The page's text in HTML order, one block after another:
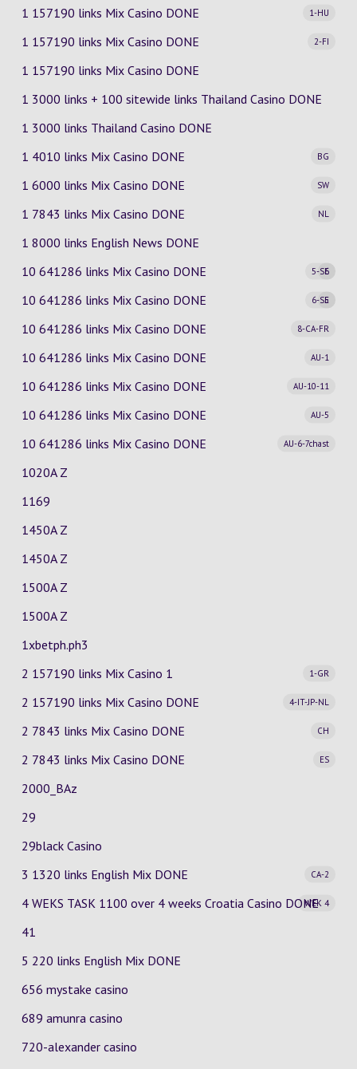
1 157190 links Mix Casino
1-HU
DONE
1 157190 links Mix Casino
2-FI
DONE
1 157190 links Mix Casino DONE
1 3000 links + 100 sitewide links Thailand Casino DONE
1 3000 links Thailand Casino DONE
1 4010 links Mix Casino
BG
DONE
1 6000 links Mix Casino
SW
DONE
1 7843 links Mix Casino
NL
DONE
1 8000 links English News DONE
10 641286 links Mix Casino
5-SE
6
DONE
10 641286 links Mix Casino
6-SE
5
DONE
10 641286 links Mix Casino
8-CA-FR
DONE
10 641286 links Mix Casino
AU-1
DONE
10 641286 links Mix Casino
AU-10-11
DONE
10 641286 links Mix Casino
AU-5
DONE
10 641286 links Mix Casino
AU-6-7chast
DONE
1020A Z
1169
1450A Z
1450A Z
1500A Z
1500A Z
1xbetph.ph3
2 157190 links Mix Casino
1-GR
1
2 157190 links Mix Casino
4-IT-JP-NL
DONE
2 7843 links Mix Casino
CH
DONE
2 7843 links Mix Casino
ES
DONE
2000_BAz
29
29black Casino
3 1320 links English Mix
CA-2
DONE
4 WEKS TASK 1100 over 4 weeks Croatia Casino
WEK 4
DONE
41
5 220 links English Mix DONE
656 mystake casino
689 amunra casino
720-alexander casino